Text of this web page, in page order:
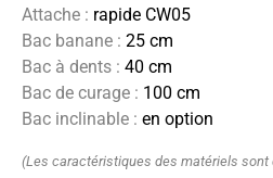
Attache : rapide CW05
Bac banane : 25 cm
Bac à dents : 40 cm
Bac de curage : 100 cm
Bac inclinable : en option
(Les caractéristiques des matériels sont